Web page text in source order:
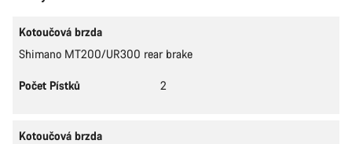
Kotoučová brzda
Shimano MT200/UR300 rear brake
Počet Pístků 2
Kotoučová brzda